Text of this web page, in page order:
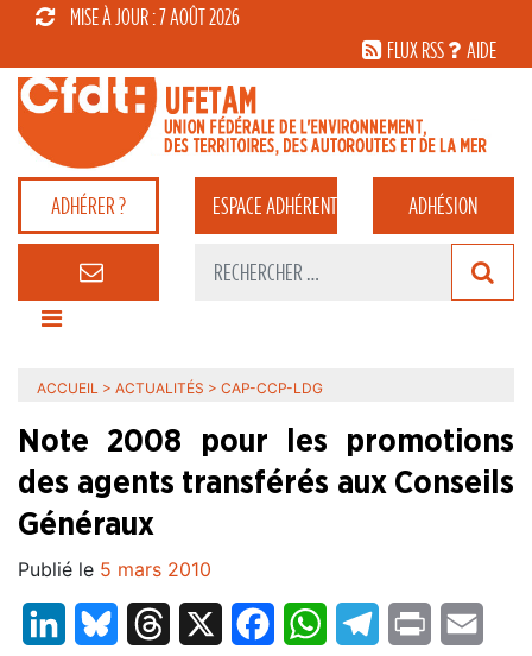
MISE À JOUR : 7 AOÛT 2026
FLUX RSS
AIDE
ADHÉRER ? ESPACEADHÉRENT ADHÉSION
ACCUEIL > ACTUALITÉS > CAP-CCP-LDG
Note 2008 pour les promotions
des agents transférés aux Conseils
Généraux
Publié le 5 mars 2010
LinkedInBluesky Threads FacebookWhatsAppTelegram
Print